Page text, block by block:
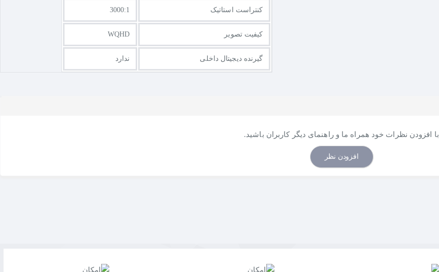
کنتراست استاتیک 3000:1
کیفیت تصویر WQHD
گیرنده دیجیتال داخلی ندارد
با افزودن نظرات خود همراه ما و راهنمای دیگر کاربران باشید.
افزودن نظر